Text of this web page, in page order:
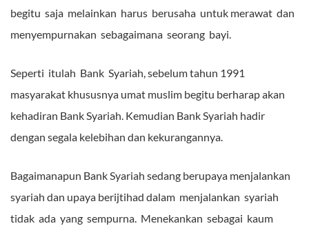
begitu saja melainkan harus berusaha untuk merawat dan
menyempurnakan sebagaimana seorang bayi.
Seperti itulah Bank Syariah, sebelum tahun 1991
masyarakat khususnya umat muslim begitu berharap akan
kehadiran Bank Syariah. Kemudian Bank Syariah hadir
dengan segala kelebihan dan kekurangannya.
Bagaimanapun Bank Syariah sedang berupaya menjalankan
syariah dan upaya berijtihad dalam menjalankan syariah
tidak ada yang sempurna. Menekankan sebagai kaum